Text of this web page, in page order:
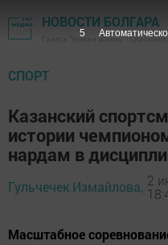
НОВОСТИ БОЛГАРА
Газета "Новая жизнь" -
СПОРТ
Казанский
истории
нардам в
Гульчечек Измайлова, 2
Масштабное
4